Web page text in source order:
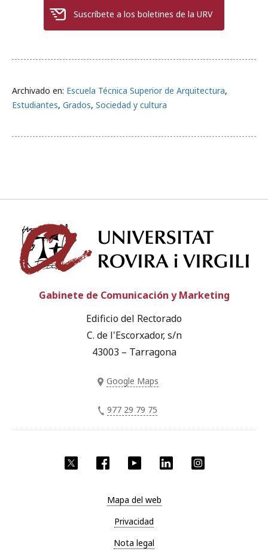
Suscríbete a los boletines de la URV
Archivado en: Escuela Técnica Superior de Arquitectura,
Estudiantes, Grados, Sociedad y cultura
Twitter Facebook YouTube LinkedIn
Gabinete de Comunicación y Marketing
Edificio del Rectorado
C. de l'Escorxador, s/n
43003 – Tarragona
Google Maps
977 29 79 75
Mapa del web
Privacidad
Nota legal